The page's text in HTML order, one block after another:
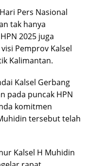
Pers Nasional
tak hanya
2025 juga
Pemprov Kalsel
Kalimantan.
Kalsel Gerbang
pada puncak HPN
komitmen
tersebut telah
Kalsel H Muhidin